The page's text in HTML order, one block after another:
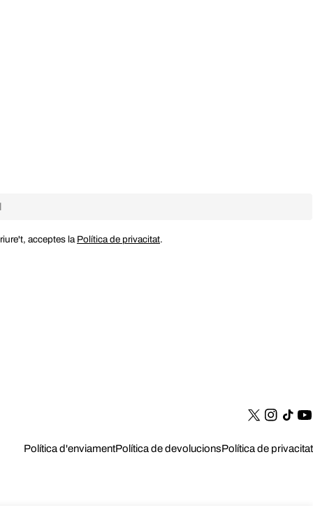
acceptes la Política de privacitat.
Tik
Política d'enviamentPolítica de devolucionsPolítica de privacitat